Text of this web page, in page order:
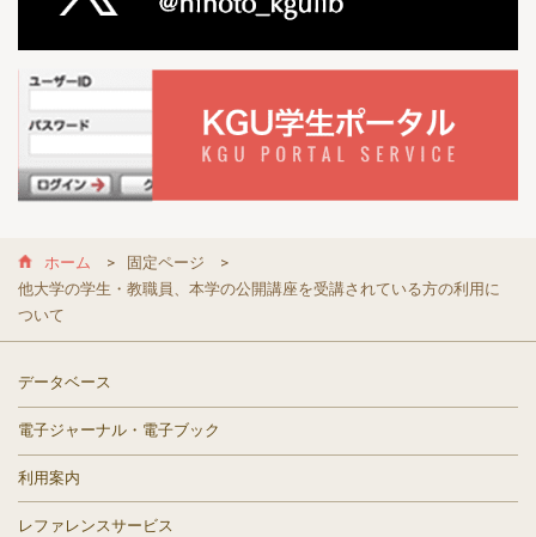
ホーム
固定ページ
他大学の学生・教職員、本学の公開講座を受講されている方の利用に
ついて
データベース
電子ジャーナル・電子ブック
利用案内
レファレンスサービス